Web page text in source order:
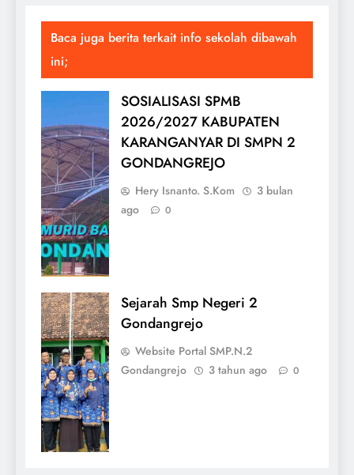
Baca juga berita terkait info sekolah dibawah
ini;
SOSIALISASI SPMB
2026/2027 KABUPATEN
KARANGANYAR DI SMPN 2
GONDANGREJO
Hery Isnanto. S.Kom
3 bulan
ago
0
Sejarah Smp Negeri 2
Gondangrejo
Website Portal SMP.N.2
Gondangrejo
3 tahun ago 0